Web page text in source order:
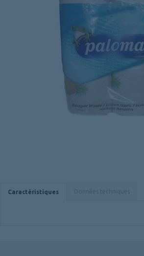
Caractéristiques